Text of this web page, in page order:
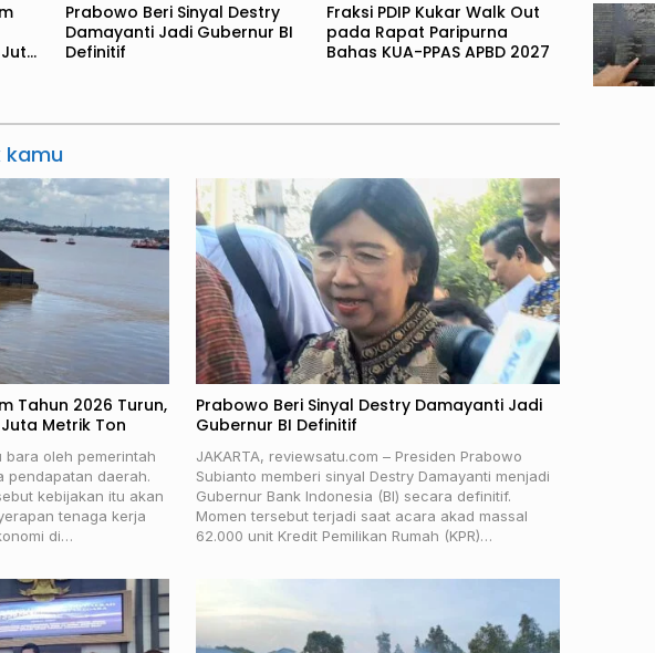
Prabowo Beri Sinyal Destry
Damayanti Jadi Gubernur BI
Definitif
Fraksi PDIP Kukar Walk Out
pada Rapat Paripurna
Bahas KUA-PPAS APBD 2027
kamu
Tahun 2026 Turun,
Metrik Ton
bara oleh pemerintah
pendapatan daerah.
kebijakan itu akan
tenaga kerja
di…
Prabowo Beri Sinyal Destry Damayanti Jadi
Gubernur BI Definitif
JAKARTA, reviewsatu.com – Presiden Prabowo
Subianto memberi sinyal Destry Damayanti menjadi
Gubernur Bank Indonesia (BI) secara definitif.
Momen tersebut terjadi saat acara akad massal
62.000 unit Kredit Pemilikan Rumah (KPR)…